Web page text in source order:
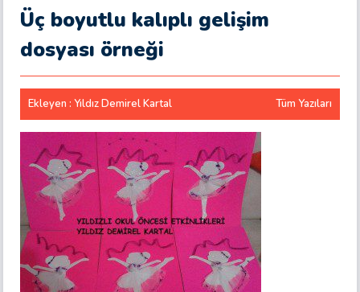
Üç boyutlu kalıplı gelişim
dosyası örneği
Ekleyen : Yıldız Demirel Kartal Tüm Yazıları